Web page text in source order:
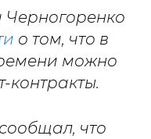
о том, что в
можно
контракты.
сообщал, что